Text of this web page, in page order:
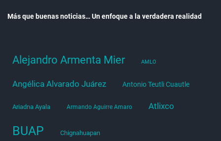
Más que buenas noticias… Un enfoque a la verdadera realidad
Alejandro Armenta Mier AMLO
Angélica Alvarado Juárez Antonio Teutli Cuautle
Ariadna Ayala Armando Aguirre Amaro Atlixco
BUAP Chignahuapan